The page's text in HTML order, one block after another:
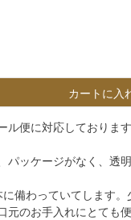
カートに入
便に対応しております
パッケージがなく、透
備わっていてします
元のお手入れにとても便